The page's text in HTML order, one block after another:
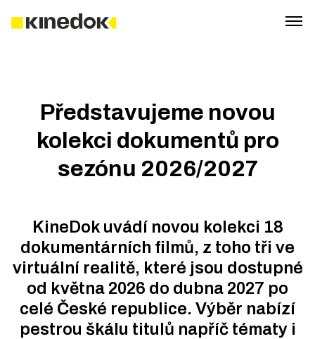
Představujeme novou
kolekci dokumentů pro
sezónu 2026/2027
KineDok uvádí novou kolekci 18
dokumentárních filmů, z toho tři ve
virtuální realitě, které jsou dostupné
od května 2026 do dubna 2027 po
celé České republice. Výběr nabízí
pestrou škálu titulů napříč tématy i